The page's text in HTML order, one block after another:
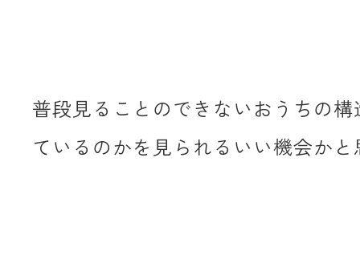
普段見ることのできないおうちの
ているのかを見られるいい機会か